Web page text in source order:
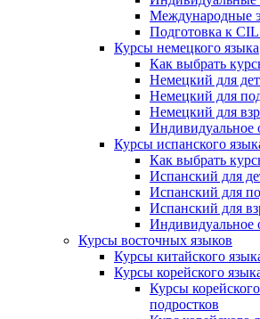
Международные
Подготовка к
Курсы немецкого языка
Как выбрать
Немецкий для
Немецкий для
Немецкий для
Индивидуальное
Курсы испанского
Как выбрать
Испанский для
Испанский для
Испанский для
Индивидуальное
Курсы восточных языков
Курсы китайского
Курсы корейского
Курсы
подростков